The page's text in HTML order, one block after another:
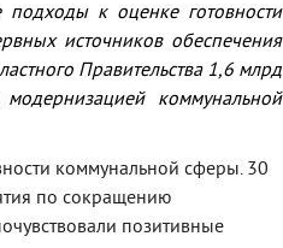
к оценке готовности
источников обеспечения
Правительства 1,6 млрд
коммунальной
коммунальной сферы. 30
по сокращению
позитивные